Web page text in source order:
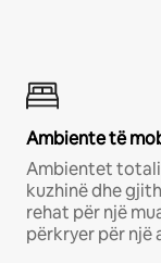
Ambiente të
Ambientet
kuzhinë dhe
rehat për një
përkryer për një